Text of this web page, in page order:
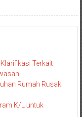
Terkait
Rumah Rusak
K/L untuk